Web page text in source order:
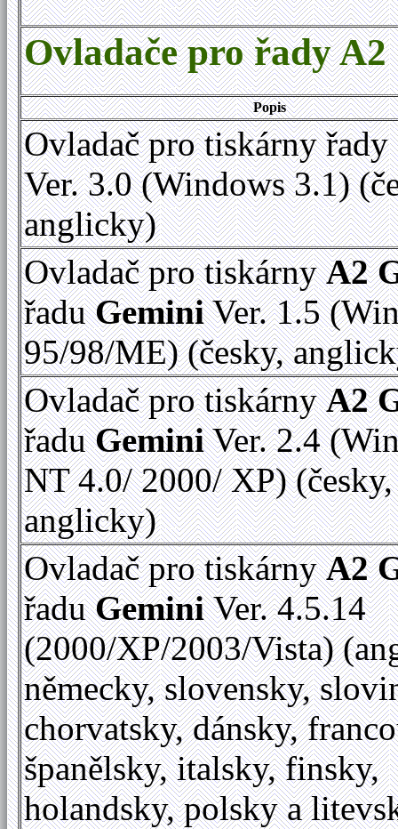
Ovladače pro řady
Popis
Ovladač pro tiskárny řady
Ver. 3.0 (Windows 3.1)
anglicky)
Ovladač pro tiskárnyA2
řaduGeminiVer. 1.5
95/98/ME) (česky,
Ovladač pro tiskárnyA2
řaduGeminiVer. 2.4
NT 4.0/ 2000/ XP) (česky,
anglicky)
Ovladač pro tiskárnyA2
řaduGeminiVer. 4.5.14
(2000/XP/2003/Vista)
německy, slovensky,
chorvatsky, dánsky,
španělsky, italsky, finsky,
holandsky, polsky a